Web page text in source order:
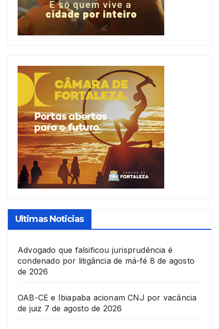
Ultimas Noticias
Advogado que falsificou jurisprudência é
condenado por litigância de má-fé 8 de agosto
de 2026
OAB-CE e Ibiapaba acionam CNJ por vacância
de juiz 7 de agosto de 2026